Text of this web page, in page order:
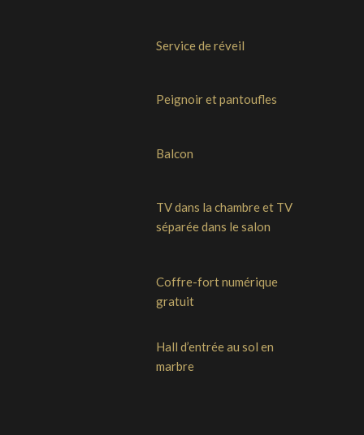
Service de réveil
Peignoir et pantoufles
Balcon
TV dans la chambre et TV
séparée dans le salon
Coffre-fort numérique
gratuit
Hall d’entrée au sol en
marbre